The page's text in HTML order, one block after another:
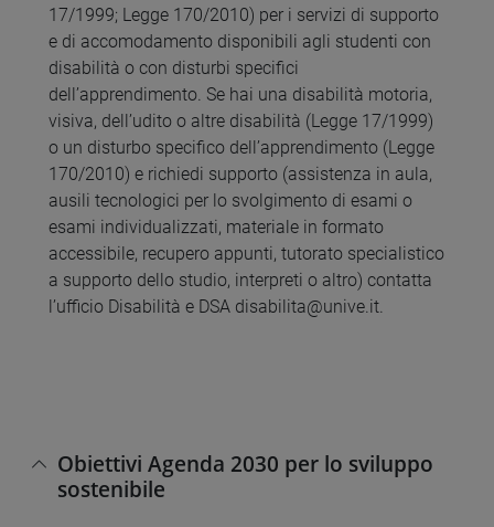
17/1999; Legge 170/2010) per i servizi di supporto
e di accomodamento disponibili agli studenti con
disabilità o con disturbi specifici
dell’apprendimento. Se hai una disabilità motoria,
visiva, dell’udito o altre disabilità (Legge 17/1999)
o un disturbo specifico dell’apprendimento (Legge
170/2010) e richiedi supporto (assistenza in aula,
ausili tecnologici per lo svolgimento di esami o
esami individualizzati, materiale in formato
accessibile, recupero appunti, tutorato specialistico
a supporto dello studio, interpreti o altro) contatta
l’ufficio Disabilità e DSA disabilita@unive.it.
Obiettivi Agenda 2030 per lo sviluppo
sostenibile